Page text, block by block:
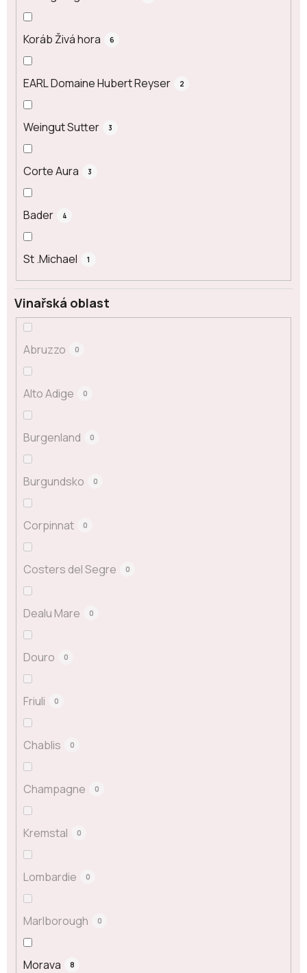
Koráb Živá hora 6
EARL Domaine Hubert Reyser 2
Weingut Sutter 3
Corte Aura 3
Bader 4
St .Michael 1
Vinařská oblast
Abruzzo 0
Alto Adige 0
Burgenland 0
Burgundsko 0
Corpinnat 0
Costers del Segre 0
Dealu Mare 0
Douro 0
Friuli 0
Chablis 0
Champagne 0
Kremstal 0
Lombardie 0
Marlborough 0
Morava 8